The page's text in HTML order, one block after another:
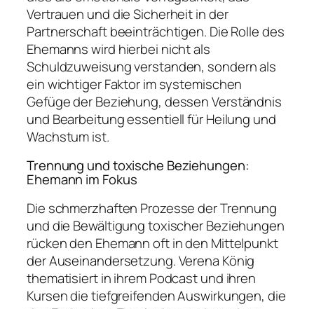
Vertrauen und die Sicherheit in der
Partnerschaft beeinträchtigen. Die Rolle des
Ehemanns wird hierbei nicht als
Schuldzuweisung verstanden, sondern als
ein wichtiger Faktor im systemischen
Gefüge der Beziehung, dessen Verständnis
und Bearbeitung essentiell für Heilung und
Wachstum ist.
Trennung und toxische Beziehungen:
Ehemann im Fokus
Die schmerzhaften Prozesse der Trennung
und die Bewältigung toxischer Beziehungen
rücken den Ehemann oft in den Mittelpunkt
der Auseinandersetzung. Verena König
thematisiert in ihrem Podcast und ihren
Kursen die tiefgreifenden Auswirkungen, die